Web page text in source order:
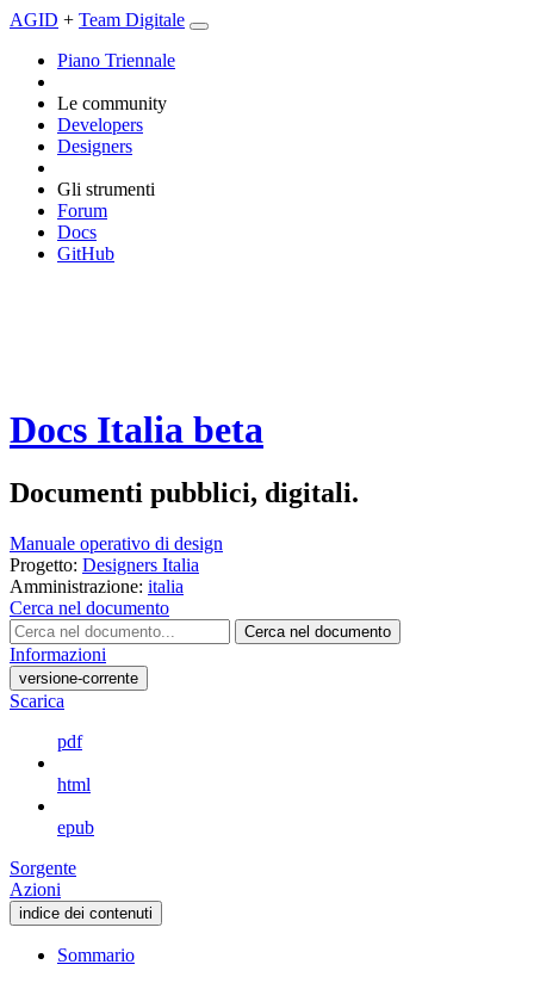
AGID + Team Digitale
Piano Triennale
Le community
Developers
Designers
Gli strumenti
Forum
Docs
GitHub
Docs Italia beta
Documenti pubblici, digitali.
Manuale operativo di design
Progetto: Designers Italia
Amministrazione: italia
Cerca nel documento
Cerca nel documento
Informazioni
versione-corrente
Scarica
pdf
html
epub
Sorgente
Azioni
indice dei contenuti
Sommario